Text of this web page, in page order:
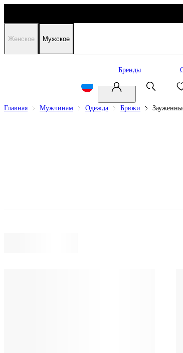
Женское Мужское
Бренды
Главная Мужчинам Одежда Брюки